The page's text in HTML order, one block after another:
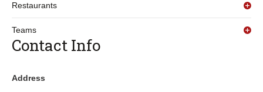
Restaurants
Teams
Contact Info
Address